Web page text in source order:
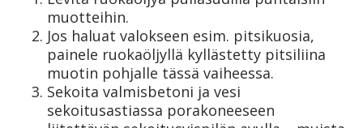
muotteihin.
Jos haluat valokseen esim. pitsikuosia,
painele ruokaöljyllä kyllästetty pitsiliina
muotin pohjalle tässä vaiheessa.
Sekoita valmisbetoni ja vesi
sekoitusastiassa porakoneeseen